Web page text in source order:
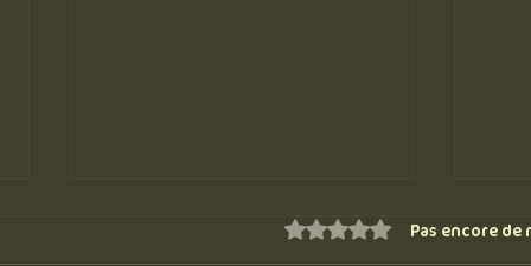
Noté 0 étoile sur 5.Pas encore de